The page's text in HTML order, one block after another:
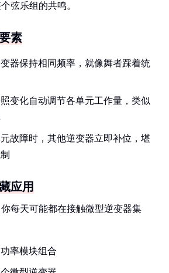
弦乐组的共鸣。
素
器保持相同频率，就像舞者踩着统
变化自动调节各单元工作量，类似
故障时，其他逆变器立即补位，堪
应用
每天可能都在接触微型逆变器集
率模块组合